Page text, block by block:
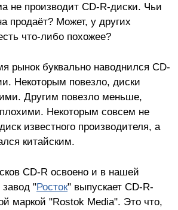
не производит CD-R-диски. Чьи
продаёт? Может, у других
что-либо похожее?
рынок буквально наводнился CD-
Некоторым повезло, диски
Другим повезло меньше,
Некоторым совсем не
известного производителя, а
китайским.
CD-R освоено и в нашей
завод "Росток" выпускает CD-R-
маркой "Rostok Media". Это что,